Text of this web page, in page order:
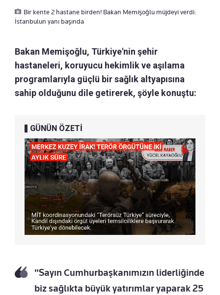
Bir kente 2 hastane birden! Bakan Memişoğlu müjdeyi verdi:
İstanbulun yanı başında
Bakan Memişoğlu, Türkiye'nin şehir
hastaneleri, koruyucu hekimlik ve aşılama
programlarıyla güçlü bir sağlık altyapısına
sahip olduğunu dile getirerek, şöyle konuştu:
GÜNÜN ÖZETİ
"Sayın Cumhurbaşkanımızın liderliğinde
biz sağlıkta büyük yatırımlar yaparak 25